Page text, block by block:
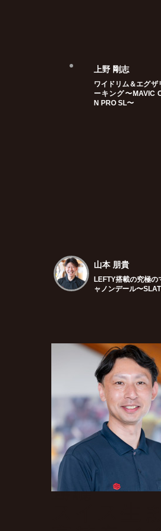
上野 剛志
ワイドリム＆エグザ
ーキング〜MAVIC
N PRO SL〜
山本 朋貴
LEFTY搭載の究極の
ャノンデール〜